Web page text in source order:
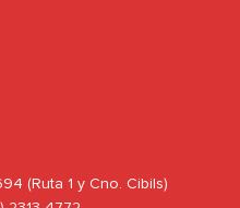
(Ruta 1 y Cno. Cibils)